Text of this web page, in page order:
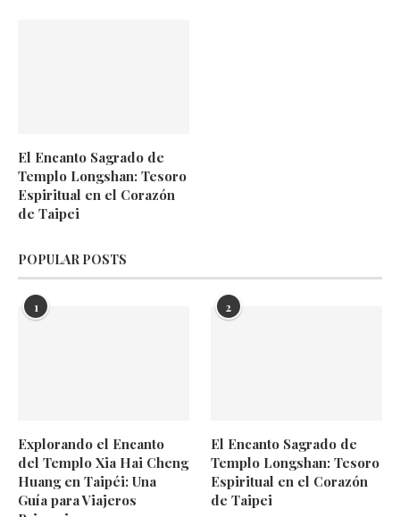
El Encanto Sagrado de
Templo Longshan: Tesoro
Espiritual en el Corazón
de Taipei
POPULAR POSTS
1
Explorando el Encanto
del Templo Xia Hai Cheng
Huang en Taipéi: Una
Guía para Viajeros
2
El Encanto Sagrado de
Templo Longshan: Tesoro
Espiritual en el Corazón
de Taipei